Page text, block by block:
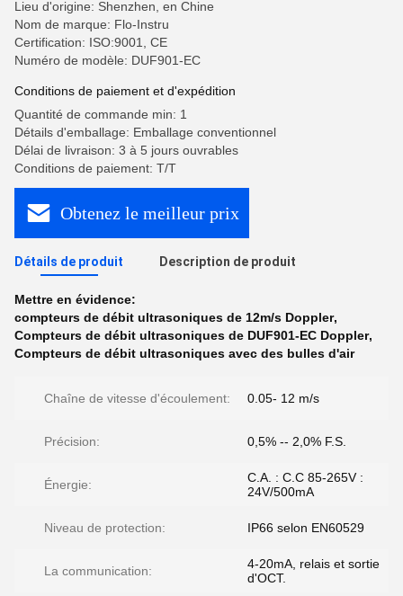
Lieu d'origine: Shenzhen, en Chine
Nom de marque: Flo-Instru
Certification: ISO:9001, CE
Numéro de modèle: DUF901-EC
Conditions de paiement et d'expédition
Quantité de commande min: 1
Détails d'emballage: Emballage conventionnel
Délai de livraison: 3 à 5 jours ouvrables
Conditions de paiement: T/T
Obtenez le meilleur prix
Détails de produit Description de produit
Mettre en évidence:
compteurs de débit ultrasoniques de 12m/s Doppler,
Compteurs de débit ultrasoniques de DUF901-EC Doppler,
Compteurs de débit ultrasoniques avec des bulles d'air
Chaîne de vitesse d'écoulement: 0.05- 12 m/s
Précision: 0,5% -- 2,0% F.S.
Énergie:
C.A. : C.C 85-265V :
24V/500mA
Niveau de protection: IP66 selon EN60529
La communication:
4-20mA, relais et sortie
d'OCT.